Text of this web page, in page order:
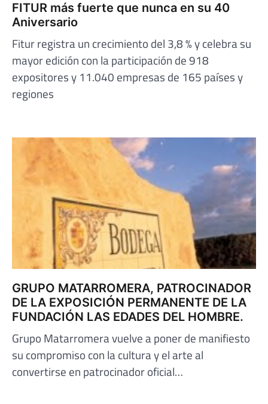
FITUR más fuerte que nunca en su 40
Aniversario
Fitur registra un crecimiento del 3,8 % y celebra su
mayor edición con la participación de 918
expositores y 11.040 empresas de 165 países y
regiones
GRUPO MATARROMERA, PATROCINADOR
DE LA EXPOSICIÓN PERMANENTE DE LA
FUNDACIÓN LAS EDADES DEL HOMBRE.
Grupo Matarromera vuelve a poner de manifiesto
su compromiso con la cultura y el arte al
convertirse en patrocinador oficial…